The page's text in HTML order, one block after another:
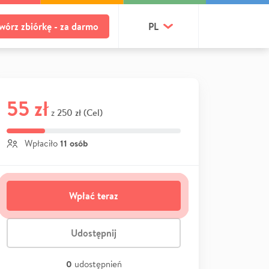
zbiórkę - za darmo PL
55 zł z 250 zł (Cel)
Wpłaciło 11 osób
Wpłać teraz
Udostępnij
0 udostępnień